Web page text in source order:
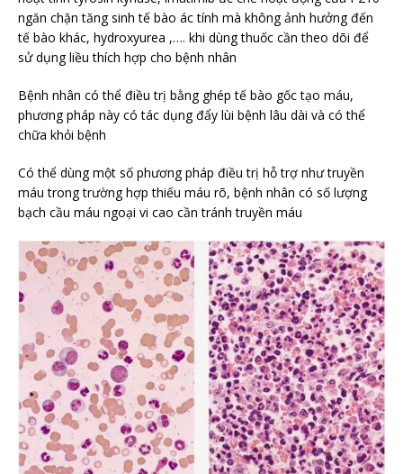
ngăn chặn tăng sinh tế bào ác tính mà không ảnh hưởng đến
tế bào khác, hydroxyurea ,…. khi dùng thuốc cần theo dõi để
sử dụng liều thích hợp cho bệnh nhân
Bệnh nhân có thể điều trị bằng ghép tế bào gốc tạo máu,
phương pháp này có tác dụng đẩy lùi bệnh lâu dài và có thể
chữa khỏi bệnh
Có thể dùng một số phương pháp điều trị hỗ trợ như truyền
máu trong trường hợp thiếu máu rõ, bệnh nhân có số lượng
bạch cầu máu ngoại vi cao cần tránh truyền máu